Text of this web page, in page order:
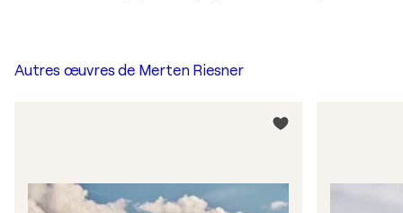
Autres œuvres de Merten Riesner